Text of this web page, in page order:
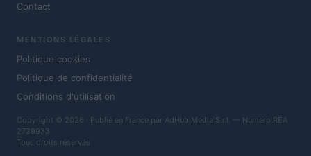
Contact
MENTIONS LÉGALES
Politique cookies
Politique de confidentialité
Conditions d'utilisation
Copyright © 2026 · Publié en France par AdHub Media S.r.l. — Numero REA
2729933
Tous droits réservés